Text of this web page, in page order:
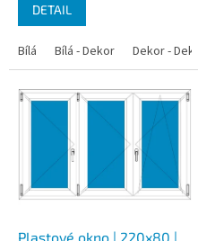
DETAIL
Bílá Bílá - Dekor Dekor - Dekor
Plastové okno | 220x80 |